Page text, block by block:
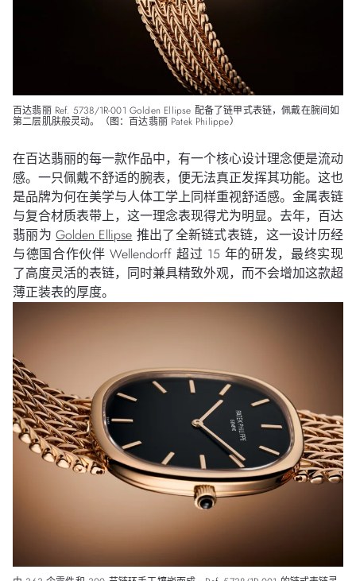
百达翡丽 Ref. 5738/1R-001 Golden Ellipse 配备了链甲式表链，佩戴在腕间如
第二层肌肤般灵动。（图：百达翡丽 Patek Philippe）
在百达翡丽的每一款作品中，有一个核心设计理念便是流动
感。一只佩戴不舒适的腕表，便无法真正发挥其功能。这也
是品牌为何在美学与人体工学上同样重视舒适感。金属表链
与复合材质表带上，这一理念表现得尤为明显。去年，百达
翡丽为Golden Ellipse 推出了全新链式表链，这一设计历经
与德国合作伙伴 Wellendorff 超过 15 年的研发，最终实现
了高度灵活的表链，同时兼具精致外观，而不会增加这款超
薄正装表的厚度。